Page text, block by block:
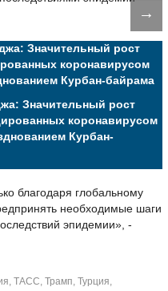
→
Значительный рост
коронавирусом
Курбан-
благодаря глобальному
необходимые шаги
эпидемии», -
, ТАСС, Трамп, Турция,